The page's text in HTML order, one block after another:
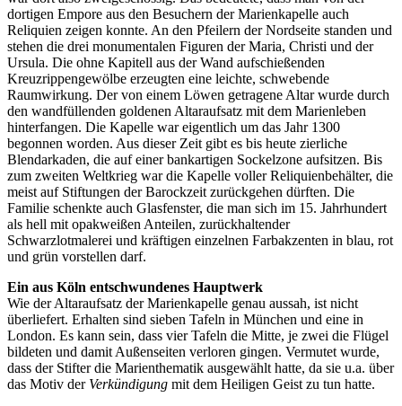
dortigen Empore aus den Besuchern der Marienkapelle auch
Reliquien zeigen konnte. An den Pfeilern der Nordseite standen und
stehen die drei monumentalen Figuren der Maria, Christi und der
Ursula. Die ohne Kapitell aus der Wand aufschießenden
Kreuzrippengewölbe erzeugten eine leichte, schwebende
Raumwirkung. Der von einem Löwen getragene Altar wurde durch
den wandfüllenden goldenen Altaraufsatz mit dem Marienleben
hinterfangen. Die Kapelle war eigentlich um das Jahr 1300
begonnen worden. Aus dieser Zeit gibt es bis heute zierliche
Blendarkaden, die auf einer bankartigen Sockelzone aufsitzen. Bis
zum zweiten Weltkrieg war die Kapelle voller Reliquienbehälter, die
meist auf Stiftungen der Barockzeit zurückgehen dürften. Die
Familie schenkte auch Glasfenster, die man sich im 15. Jahrhundert
als hell mit opakweißen Anteilen, zurückhaltender
Schwarzlotmalerei und kräftigen einzelnen Farbakzenten in blau, rot
und grün vorstellen darf.
Ein aus Köln entschwundenes Hauptwerk
Wie der Altaraufsatz der Marienkapelle genau aussah, ist nicht
überliefert. Erhalten sind sieben Tafeln in München und eine in
London. Es kann sein, dass vier Tafeln die Mitte, je zwei die Flügel
bildeten und damit Außenseiten verloren gingen. Vermutet wurde,
dass der Stifter die Marienthematik ausgewählt hatte, da sie u.a. über
das Motiv der Verkündigung mit dem Heiligen Geist zu tun hatte.